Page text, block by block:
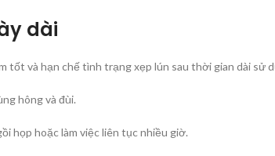
dài
và hạn chế tình trạng xẹp lún sau thời gian dài sử
hông và đùi.
họp hoặc làm việc liên tục nhiều giờ.